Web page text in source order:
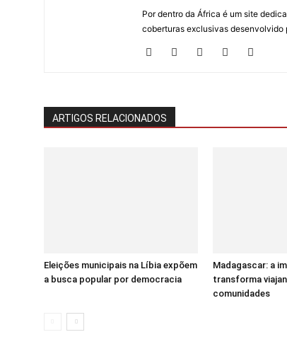
Por dentro da África é um site
coberturas exclusivas desenvolvido
ARTIGOS RELACIONADOS
Eleições municipais na Líbia expõem
a busca popular por democracia
Madagascar: a
transforma
comunidades